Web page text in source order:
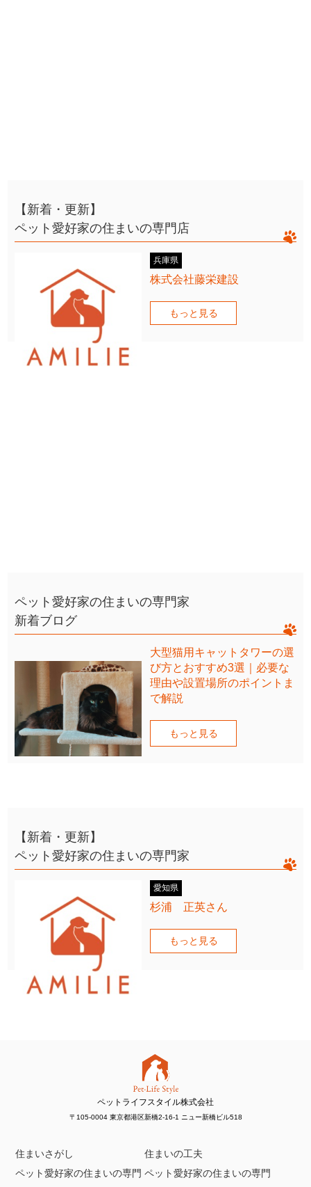
【新着・更新】
ペット愛好家の住まいの専門店
兵庫県
株式会社藤栄建設
もっと見る
ペット愛好家の住まいの専門家
新着ブログ
大型猫用キャットタワーの選
び方とおすすめ3選｜必要な
理由や設置場所のポイントま
で解説
もっと見る
【新着・更新】
ペット愛好家の住まいの専門家
愛知県
杉浦 正英さん
もっと見る
ペットライフスタイル株式会社
〒105-0004 東京都港区新橋2-16-1 ニュー新橋ビル518
住まいさがし
住まいの工夫
ペット愛好家の住まいの専門 ペット愛好家の住まいの専門